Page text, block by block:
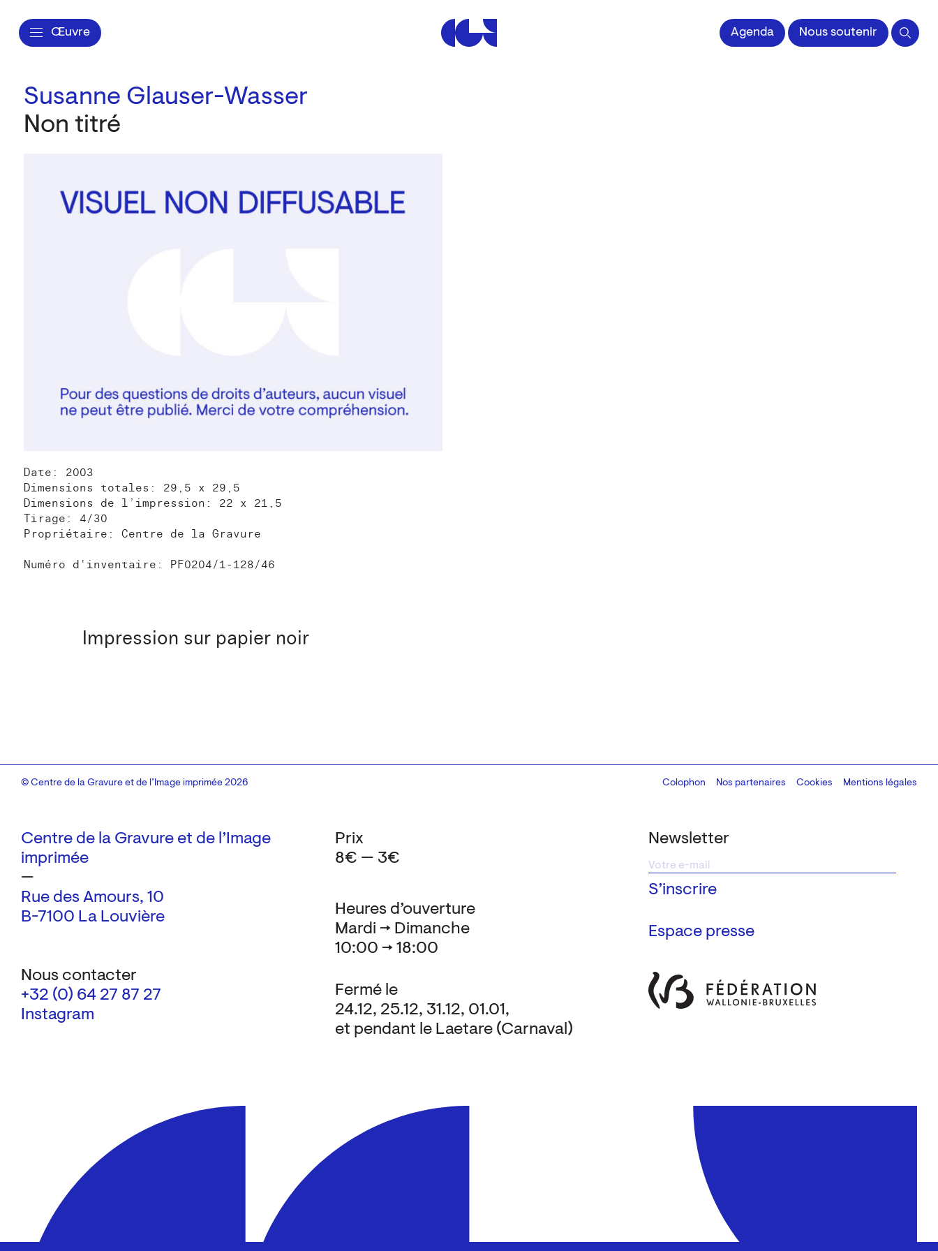
Œuvre Centre de la Gravure et de l'Image impriméeAgenda Nous soutenir
Susanne Glauser-Wasser
Non titré
Date: 2003
Dimensions totales: 29,5 x 29,5
Dimensions de l’impression: 22 x 21,5
Tirage: 4/30
Propriétaire: Centre de la Gravure
Numéro d'inventaire: PF0204/1-128/46
Impression sur papier noir
Centre de la Gravure et de l’Image
imprimée
—
Rue des Amours, 10
B-7100 La Louvière
Nous contacter
+32 (0) 64 27 87 27
Instagram
Newsletter
Espace presse
Heures d’ouverture
Mardi → Dimanche
10:00 → 18:00
Fermé le
24.12, 25.12, 31.12, 01.01,
et pendant le Laetare (Carnaval)
Prix
8€ — 3€
© Centre de la Gravure et de l’Image imprimée 2026 Colophon
Design:Marcel Kaczmarek, code:8080.studio
Nos partenaires Cookies Mentions légales